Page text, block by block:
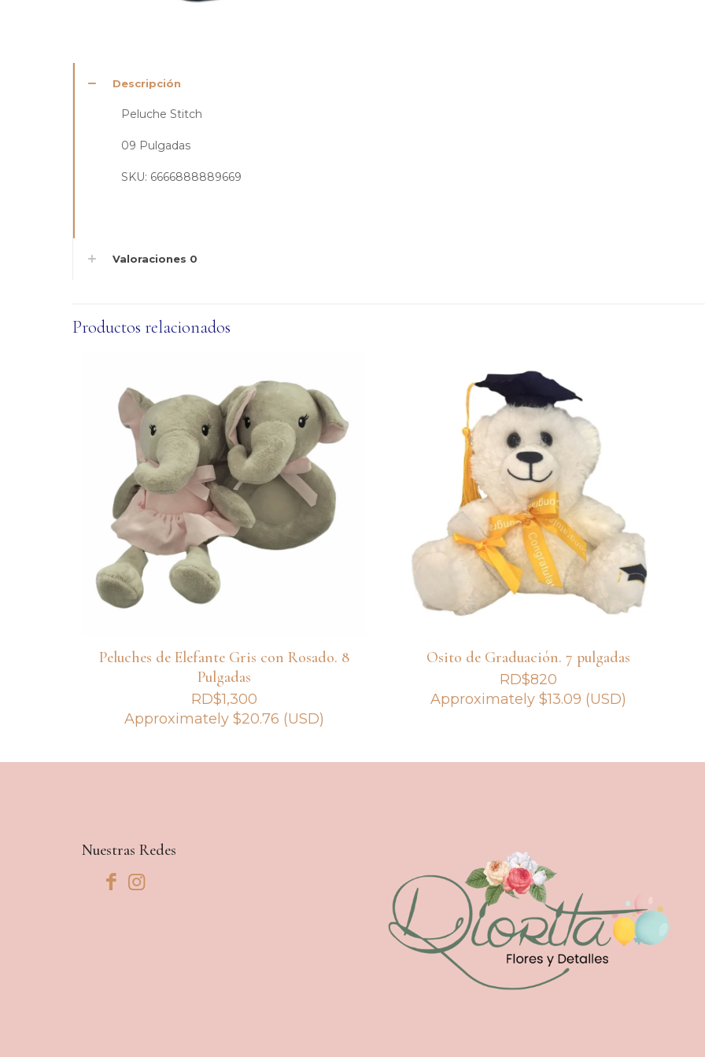
Descripción
Peluche Stitch
09 Pulgadas
SKU: 6666888889669
Valoraciones 0
Productos relacionados
Peluches de Elefante Gris con Rosado. 8
Pulgadas
RD$1,300
Approximately$20.76 (USD)
Osito de Graduación. 7 pulgadas
RD$820
Approximately $13.09 (USD)
Nuestras Redes